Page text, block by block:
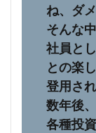
ね、ダ
そんな
社員と
との楽
登用され
数年後
各種投